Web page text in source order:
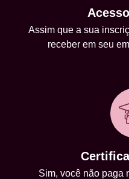
Assim que a sua
receber em seu
Sim, você não paga